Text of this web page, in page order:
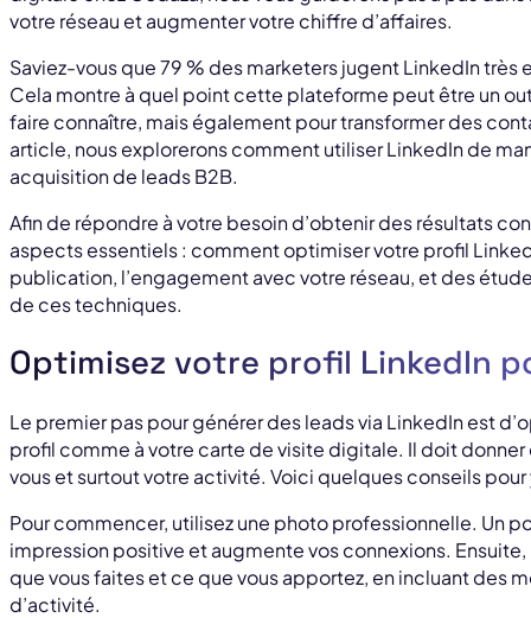
votre réseau et augmenter votre chiffre d’affaires.
Saviez-vous que 79 % des marketers jugent LinkedIn
Cela montre à quel point cette plateforme peut être un
faire connaître, mais également pour transformer des
article, nous explorerons comment utiliser LinkedIn de
acquisition de leads B2B.
Afin de répondre à votre besoin d’obtenir des résultats
aspects essentiels : comment optimiser votre profil
publication, l’engagement avec votre réseau, et des
de ces techniques.
Optimisez votre profil LinkedIn
Le premier pas pour générer des leads via LinkedIn est
profil comme à votre carte de visite digitale. Il doit donner
vous et surtout votre activité. Voici quelques conseils pour
Pour commencer, utilisez une photo professionnelle. Un
impression positive et augmente vos connexions.
que vous faites et ce que vous apportez, en incluant des
d’activité.